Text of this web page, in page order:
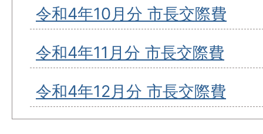
令和4年10月分 市長交際費
令和4年11月分 市長交際費
令和4年12月分 市長交際費